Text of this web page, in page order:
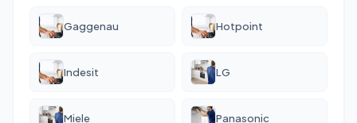
Gaggenau Hotpoint
Indesit LG
Miele Panasonic